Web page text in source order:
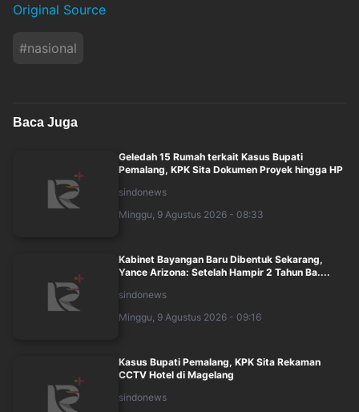
Original Source
#nasional
Baca Juga
Geledah 15 Rumah terkait Kasus Bupati
Pemalang, KPK Sita Dokumen Proyek hingga HP
sindonews
Minggu, 9 Agustus 2026 - 08:33
Kabinet Bayangan Baru Dibentuk Sekarang,
Yance Arizona: Setelah Hampir 2 Tahun Ba....
sindonews
Minggu, 9 Agustus 2026 - 09:16
Kasus Bupati Pemalang, KPK Sita Rekaman
CCTV Hotel di Magelang
sindonews